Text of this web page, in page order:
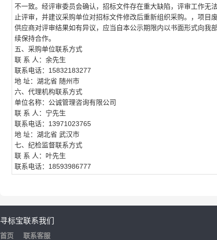
不一致。经评审委员会确认，招标文件存在重大缺陷，评审工作
止评审，并建议采购单位对招标文件修改后重新组织采购。，项目
供应商对评审结果如有异议，应当自本公示期限内以书面形式向
续保持合作。
五、采购单位联系方式
联 系 人：余先生
联系电话：15832183277
地 址：湖北省 随州市
六、代理机构联系方式
单位名称：公诚管理咨询有限公司
联 系 人：宁先生
联系电话：13971023765
地 址：湖北省 武汉市
七、纪检监督联系方式
联 系 人：叶先生
联系电话：18593986777
寻标宝
首页
联系我们
联系客服